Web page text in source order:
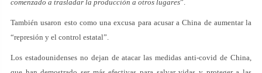
comenzado a trasladar la producción a otros lugares”.
También usaron esto como una excusa para acusar a China de aumentar la
“represión y el control estatal”.
Los estadounidenses no dejan de atacar las medidas anti-covid de China,